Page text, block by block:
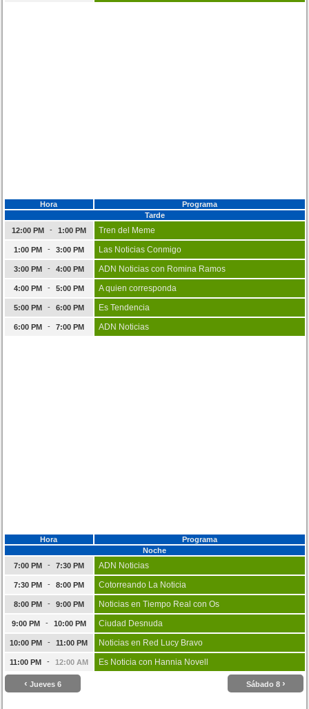
Hora
Programa
Tarde
12:00 PM
- 1:00 PM Tren del Meme
1:00 PM - 3:00 PM Las Noticias Conmigo
3:00 PM - 4:00 PM ADN Noticias con Romina Ramos
4:00 PM - 5:00 PM A quien corresponda
5:00 PM - 6:00 PM Es Tendencia
6:00 PM - 7:00 PM ADN Noticias
Hora
Programa
Noche
7:00 PM
- 7:30 PM ADN Noticias
7:30 PM - 8:00 PM Cotorreando La Noticia
8:00 PM - 9:00 PM Noticias en Tiempo Real con Os
9:00 PM - 10:00 PM Ciudad Desnuda
10:00 PM - 11:00 PM Noticias en Red Lucy Bravo
11:00 PM - 12:00 AM Es Noticia con Hannia Novell
‹ Jueves 6 Sábado 8 ›